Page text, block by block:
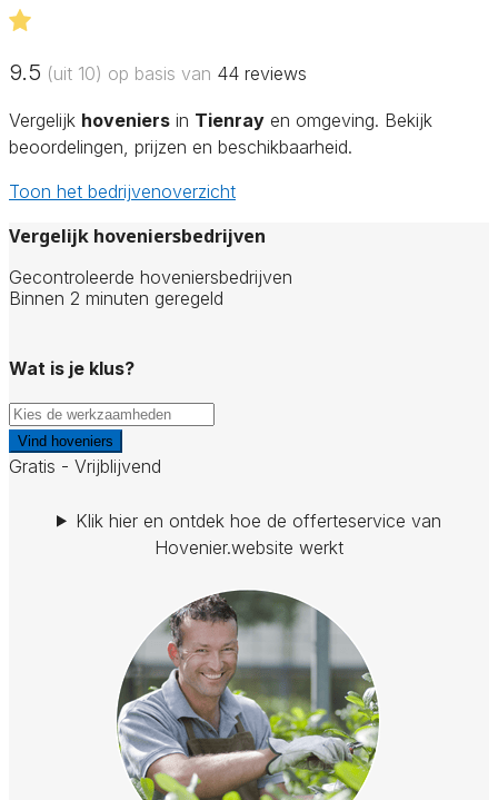
9.5 (uit 10) op basis van 44 reviews
Vergelijk hoveniers in Tienray en omgeving. Bekijk
beoordelingen, prijzen en beschikbaarheid.
Toon het bedrijvenoverzicht
Vergelijk hoveniersbedrijven
Gecontroleerde hoveniersbedrijven
Binnen 2 minuten geregeld
Wat is je klus?
Vind hoveniers
Gratis - Vrijblijvend
Klik hier en ontdek hoe de offerteservice van
Hovenier.website werkt